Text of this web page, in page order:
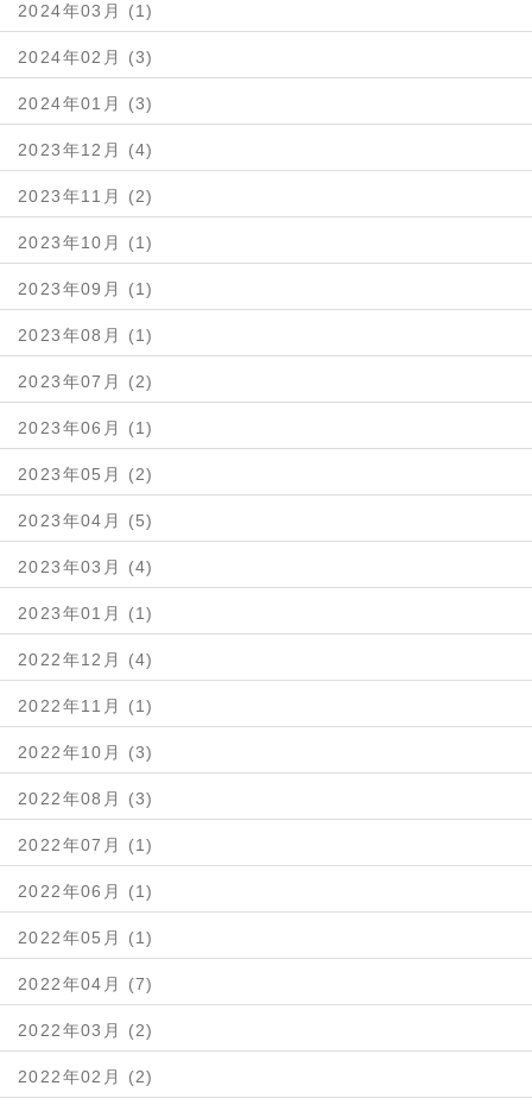
2024年03月 (1)
2024年02月 (3)
2024年01月 (3)
2023年12月 (4)
2023年11月 (2)
2023年10月 (1)
2023年09月 (1)
2023年08月 (1)
2023年07月 (2)
2023年06月 (1)
2023年05月 (2)
2023年04月 (5)
2023年03月 (4)
2023年01月 (1)
2022年12月 (4)
2022年11月 (1)
2022年10月 (3)
2022年08月 (3)
2022年07月 (1)
2022年06月 (1)
2022年05月 (1)
2022年04月 (7)
2022年03月 (2)
2022年02月 (2)